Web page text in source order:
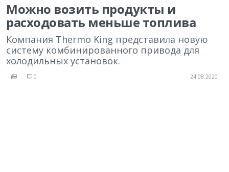
Можно возить продукты и
расходовать меньше топлива
Компания Thermo King представила новую
систему комбинированного привода для
холодильных установок.
0 24.08.2020